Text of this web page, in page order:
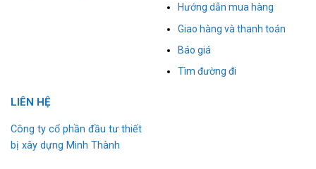
Hướng dẫn mua hàng
Giao hàng và thanh toán
Báo giá
Tìm đường đi
LIÊN HỆ
Công ty cổ phần đầu tư thiết
bị xây dựng Minh Thành